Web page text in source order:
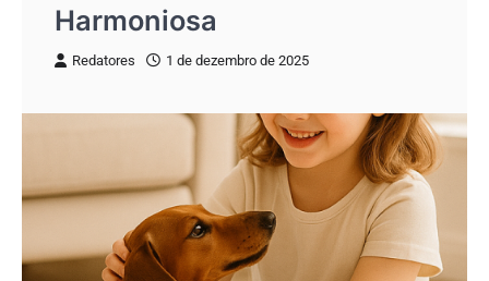
Harmoniosa
Redatores 1 de dezembro de 2025